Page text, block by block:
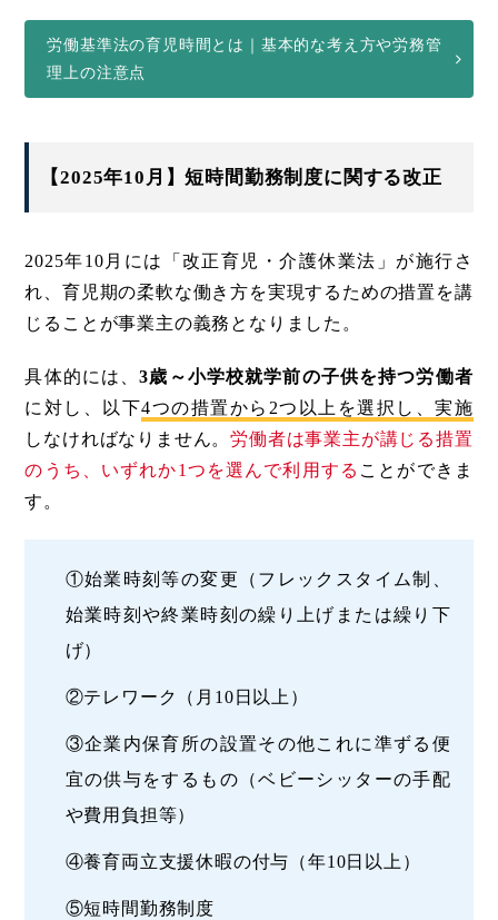
労働基準法の育児時間とは｜基本的な考え方や労務管
理上の注意点
【2025年10月】短時間勤務制度に関する改正
2025年10月には「改正育児・介護休業法」が施行さ
れ、育児期の柔軟な働き方を実現するための措置を講
じることが事業主の義務となりました。
具体的には、3歳～小学校就学前の子供を持つ労働者
に対し、以下4つの措置から2つ以上を選択し、実施
しなければなりません。労働者は事業主が講じる措置
のうち、いずれか1つを選んで利用する ことができま
す。
①始業時刻等の変更（フレックスタイム制、
始業時刻や終業時刻の繰り上げまたは繰り下
げ）
②テレワーク（月10日以上）
③企業内保育所の設置その他これに準ずる便
宜の供与をするもの（ベビーシッターの手配
や費用負担等）
④養育両立支援休暇の付与（年10日以上）
⑤短時間勤務制度